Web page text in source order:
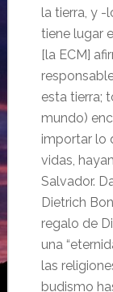
la tierra, y -
tiene lugar
[la ECM]
esta tierra;
mundo)
importar lo
vidas,
Salvador.
Dietrich
regalo de
una
las
budismo